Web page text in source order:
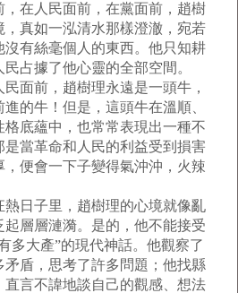
在人民面前，在黨面前，趙樹
真如一泓清水那樣澄澈，宛若
有絲毫個人的東西。他只知耕
占據了他心靈的全部空間。
前，趙樹理永遠是一頭牛，
的牛！但是，這頭牛在溫順、
底蘊中，也常常表現出一種不
是當革命和人民的利益受到損害
便會一下子變得氣沖沖，火辣
日子里，趙樹理的心境就像亂
層層漣漪。是的，他不能接受
多大產”的現代神話。他觀察了
盾，思考了許多問題；他找縣
言不諱地談自己的觀感、想法